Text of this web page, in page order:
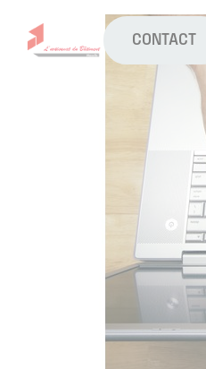
CONTACT
La CAPEB
Nos services
Agenda
Actualités
Boîte à outils
Boutique